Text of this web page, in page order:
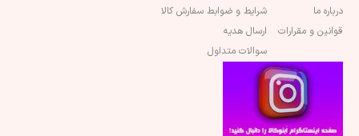
درباره ما
قوانین و مقرارات
شرایط و ضوابط سفارش کالا
ارسال هدیه
سوالات متداول